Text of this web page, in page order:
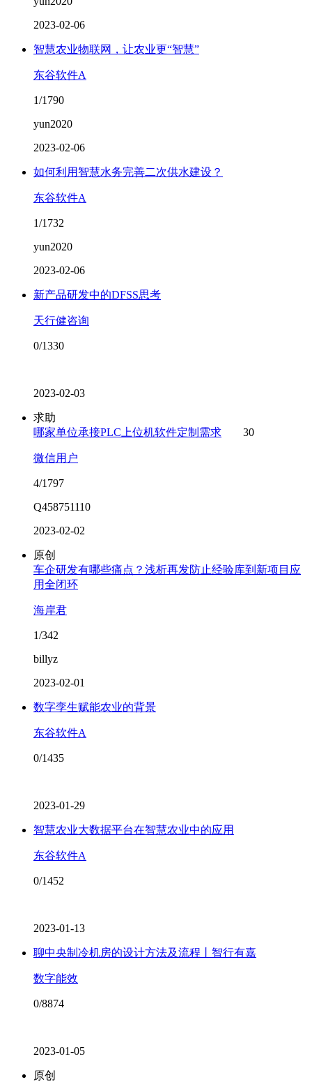
2023-02-06
智慧农业物联网，让农业更“智慧”
东谷软件A
1/1790
yun2020
2023-02-06
如何利用智慧水务完善二次供水建设？
东谷软件A
1/1732
yun2020
2023-02-06
新产品研发中的DFSS思考
天行健咨询
0/1330
2023-02-03
求助
哪家单位承接PLC上位机软件定制需求
30
微信用户
4/1797
Q458751110
2023-02-02
原创
车企研发有哪些痛点？浅析再发防止经验库到新项目应
用全闭环
海岸君
1/342
billyz
2023-02-01
数字孪生赋能农业的背景
东谷软件A
0/1435
2023-01-29
智慧农业大数据平台在智慧农业中的应用
东谷软件A
0/1452
2023-01-13
聊中央制冷机房的设计方法及流程丨智行有嘉
数字能效
0/8874
2023-01-05
原创